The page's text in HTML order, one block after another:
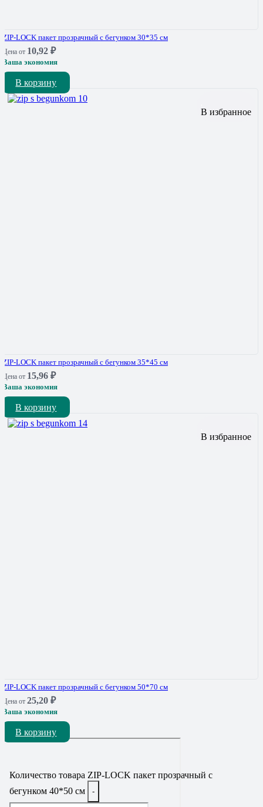
Количество товара ZIP-LOCK пакет прозрачный с
бегунком 40*50 см
-
ZIP-LOCK пакет прозрачный с бегунком 30*35 см
Цена от 10,92 ₽
Ваша экономия
В корзину
В избранное
ZIP-LOCK пакет прозрачный с бегунком 35*45 см
Цена от 15,96 ₽
Ваша экономия
В корзину
В избранное
ZIP-LOCK пакет прозрачный с бегунком 50*70 см
Цена от 25,20 ₽
Ваша экономия
В корзину